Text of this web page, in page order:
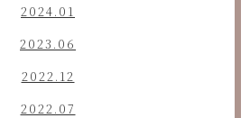
2024.01
2023.06
2022.12
2022.07